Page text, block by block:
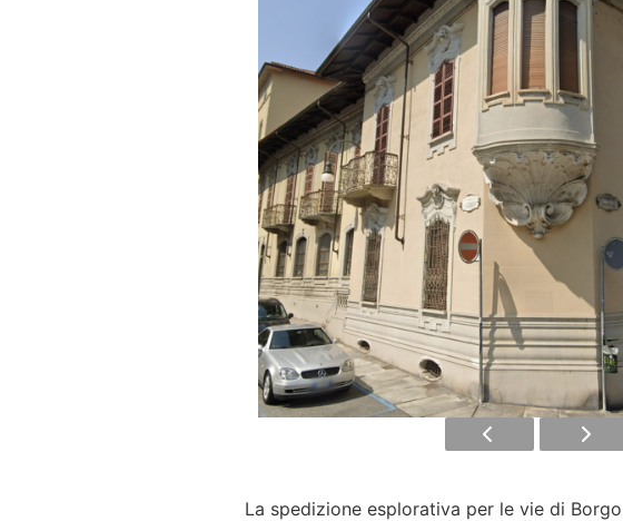
La spedizione esplorativa per le vie di